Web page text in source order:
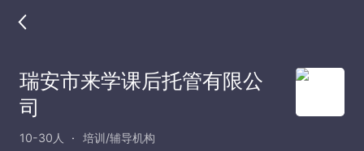
瑞安市来学课后托管有限公
司
10-30人 培训/辅导机构